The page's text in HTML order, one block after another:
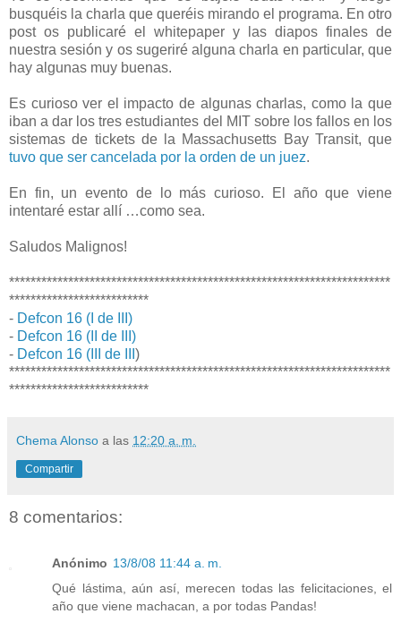
busquéis la charla que queréis mirando el programa. En otro
post os publicaré el whitepaper y las diapos finales de
nuestra sesión y os sugeriré alguna charla en particular, que
hay algunas muy buenas.
Es curioso ver el impacto de algunas charlas, como la que
iban a dar los tres estudiantes del MIT sobre los fallos en los
sistemas de tickets de la Massachusetts Bay Transit, que
tuvo que ser cancelada por la orden de un juez.
En fin, un evento de lo más curioso. El año que viene
intentaré estar allí …como sea.
Saludos Malignos!
***********************************************************************
**************************
- Defcon 16 (I de III)
- Defcon 16 (II de III)
- Defcon 16 (III de III )
***********************************************************************
**************************
Chema Alonso a las 12:20 a. m.
Compartir
8 comentarios:
Anónimo 13/8/08 11:44 a. m.
Qué lástima, aún así, merecen todas las felicitaciones, el
año que viene machacan, a por todas Pandas!